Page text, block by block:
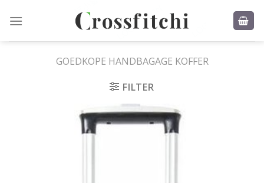
GOEDKOPE HANDBAGAGE KOFFER
FILTER